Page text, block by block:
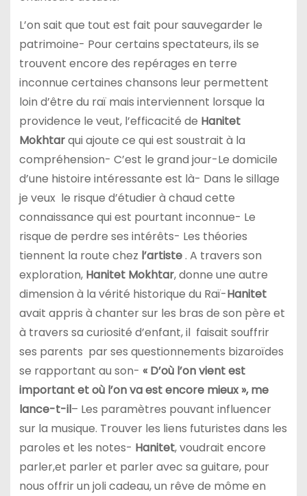
L’on sait que tout est fait pour sauvegarder le
patrimoine- Pour certains spectateurs, ils se
trouvent encore des repérages en terre
inconnue certaines chansons leur permettent
loin d’être du raï mais interviennent lorsque la
providence le veut, l’efficacité de Hanitet
Mokhtarqui ajoute ce qui est soustrait à la
compréhension- C’est le grand jour-Le domicile
d’une histoire intéressante est là- Dans le sillage
je veux le risque d’étudier à chaud cette
connaissance qui est pourtant inconnue- Le
risque de perdre ses intérêts- Les théories
tiennent la route chez l’artiste. A travers son
exploration, Hanitet Mokhtar, donne une autre
dimension à la vérité historique du Raï-Hanitet
avait appris à chanter sur les bras de son père et
à travers sa curiosité d’enfant, il faisait souffrir
ses parents par ses questionnements bizaroïdes
se rapportant au son- « D’où l’on vient est
important et où l’on va est encore mieux », me
lance-t-il– Les paramètres pouvant influencer
sur la musique. Trouver les liens futuristes dans les
paroles et les notes- Hanitet, voudrait encore
parler,et parler et parler avec sa guitare, pour
nous offrir un joli cadeau, un rêve de môme en